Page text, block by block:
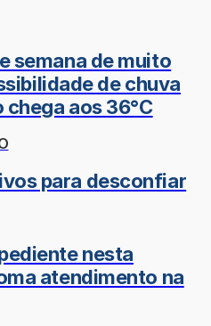
semana de muito
de chuva
aos 36°C
para desconfiar
nesta
atendimento na